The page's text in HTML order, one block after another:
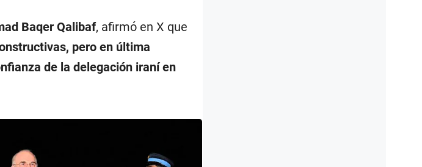
Baqer Qalibaf, afirmó en X que
pero en última
de la delegación iraní en